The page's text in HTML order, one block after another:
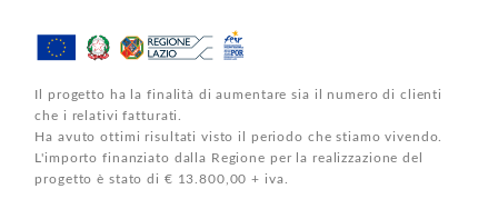
Il progetto ha la finalità di aumentare sia il numero di clienti
che i relativi fatturati.
Ha avuto ottimi risultati visto il periodo che stiamo vivendo.
L'importo finanziato dalla Regione per la realizzazione del
progetto è stato di € 13.800,00 + iva.